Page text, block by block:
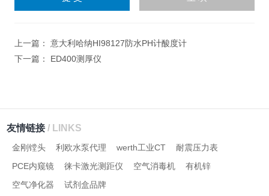
上一篇： 意大利哈纳HI98127防水PH计酸度计
下一篇： ED400测厚仪
友情链接/ LINKS
金刚镗头 利欧水泵代理 werth工业CT
耐震压力表
PCE内窥镜
徕卡激光测距仪 空气消毒机
有机锌
空气净化器
试剂盒品牌